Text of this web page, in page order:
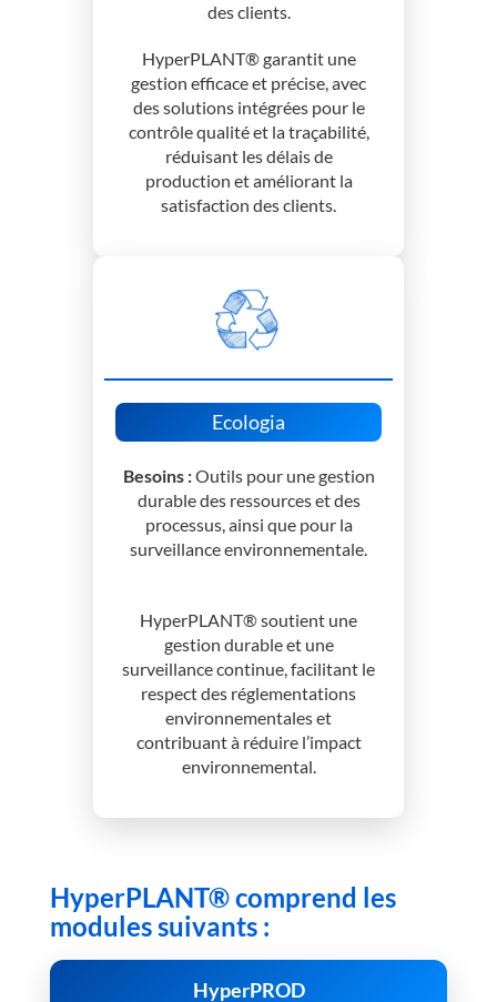
des clients.
HyperPLANT® garantit une
gestion efficace et précise, avec
des solutions intégrées pour le
contrôle qualité et la traçabilité,
réduisant les délais de
production et améliorant la
satisfaction des clients.
Ecologia
Besoins :Outils pour une gestion
durable des ressources et des
processus, ainsi que pour la
surveillance environnementale.
HyperPLANT® soutient une
gestion durable et une
surveillance continue, facilitant le
respect des réglementations
environnementales et
contribuant à réduire l’impact
environnemental.
HyperPLANT® comprend les
modules suivants :
HyperPROD